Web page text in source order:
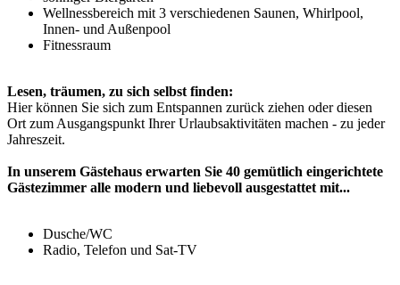
Wellnessbereich mit 3 verschiedenen Saunen, Whirlpool,
Innen- und Außenpool
Fitnessraum
Lesen, träumen, zu sich selbst finden:
Hier können Sie sich zum Entspannen zurück ziehen oder diesen
Ort zum Ausgangspunkt Ihrer Urlaubsaktivitäten machen - zu jeder
Jahreszeit.
In unserem Gästehaus erwarten Sie 40 gemütlich eingerichtete
Gästezimmer alle modern und liebevoll ausgestattet mit...
Dusche/WC
Radio, Telefon und Sat-TV